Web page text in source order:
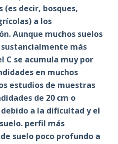
decir, bosques,
a los
Aunque muchos suelos
más
C se acumula muy por
en muchos
estudios de muestras
de 20 cm o
a la dificultad y el
perfil más
suelo poco profundo a